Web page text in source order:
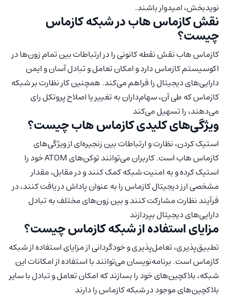
نویدبخش، امیدوار باشند.
نقش کازماس هاب در شبکه کازماس
چیست؟
کازماس هاب نقش نقطه کانونی را در ارتباطات بین تمام زون‌ها در
اکوسیستم کازماس دارد و امکان تعامل و تبادل آسان و ایمن
دارایی‌های دیجیتال را فراهم می‌کند. همچنین کار نظارت بر شبکه
کازماس که طی آن، سهام‌داران به تغییر یا اصلاح پروتکل رای
می‌دهند، را تسهیل می‌کند
ویژگی‌های کلیدی کازماس هاب چیست؟
استیک کردن، نظارت و ارتباطات بین زنجیره‌ای از ویژگی‌های
کازماس هاب است. کاربران می‌توانند توکن‌های ATOM خود را
استیک کرده و به امنیت شبکه کمک کنند و در مقابل، مقدار
مشخصی ارز دیجیتال کازماس را به عنوان پاداش دریافت کنند، در
فرآیند نظارت مشارکت کنند و بین زون‌های مختلف به تبادل
دارایی‌های دیجیتال بپردازند
مزایای استفاده از شبکه کازماس چیست؟
تطبیق‌پذیری، تعامل‌پذیری و خودگردانی از مزایای استفاده از شبکه
کازماس است. برنامه‌نویسان می‌توانند با استفاده از امکانات این
شبکه، بلاکچین‌های خود را بسازند که امکان تعامل و تبادل با سایر
بلاکچین‌های موجود در شبکه کازماس را دارند